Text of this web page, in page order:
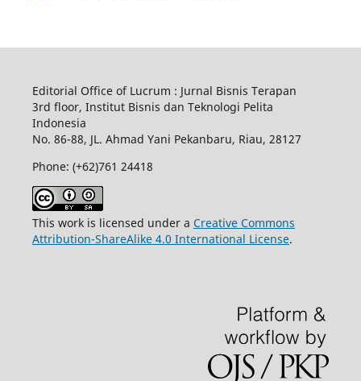
Editorial Office of Lucrum : Jurnal Bisnis Terapan
3rd floor, Institut Bisnis dan Teknologi Pelita
Indonesia
No. 86-88, JL. Ahmad Yani Pekanbaru, Riau, 28127
Phone: (+62)761 24418
This work is licensed under a Creative Commons
Attribution-ShareAlike 4.0 International License.